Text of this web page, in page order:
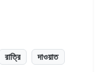
রাত্রি
দাওয়াত